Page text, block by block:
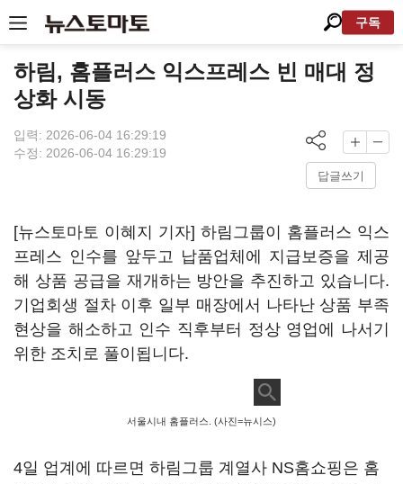
구독
하림, 홈플러스 익스프레스 빈 매대 정
상화 시동
입력: 2026-06-04 16:29:19
수정: 2026-06-04 16:29:19
답글쓰기
[뉴스토마토 이혜지 기자] 하림그룹이 홈플러스 익스
프레스 인수를 앞두고 납품업체에 지급보증을 제공
해 상품 공급을 재개하는 방안을 추진하고 있습니다.
기업회생 절차 이후 일부 매장에서 나타난 상품 부족
현상을 해소하고 인수 직후부터 정상 영업에 나서기
위한 조치로 풀이됩니다.
서울시내 홈플러스. (사진=뉴시스)
4일 업계에 따르면 하림그룹 계열사 NS홈쇼핑은 홈